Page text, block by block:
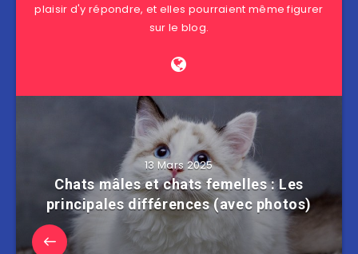
plaisir d'y répondre, et elles pourraient même figurer
sur le blog.
13 Mars 2025
Chats mâles et chats femelles : Les
principales différences (avec photos)